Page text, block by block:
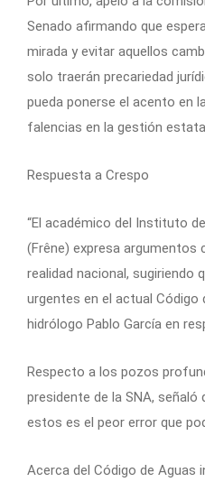
Senado afirmando que
mirada y evitar aquellos
solo traerán precariedad
pueda ponerse el acento en
falencias en la gestión
Respuesta a Crespo
“El académico del Instituto
(Frêne) expresa argumentos
realidad nacional, sugiriendo
urgentes en el actual Código
hidrólogo Pablo García en
Respecto a los pozos
presidente de la SNA, señaló
estos es el peor error que
Acerca del Código de Aguas